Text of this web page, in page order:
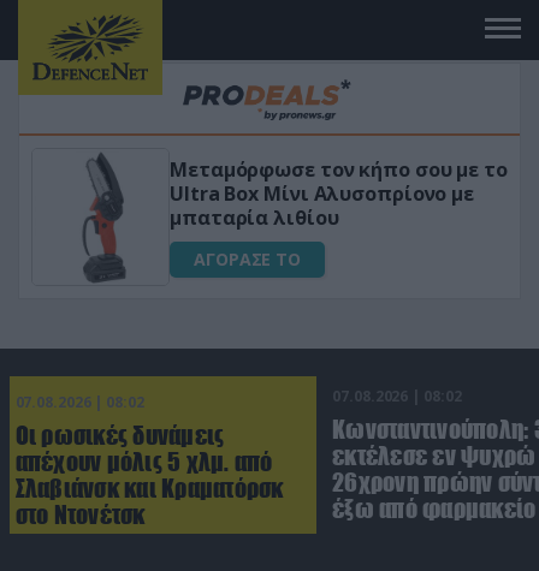
Μεταμόρφωσε τον κήπο σου με το
Ultra Box Μίνι Αλυσοπρίονο με
μπαταρία λιθίου
ΑΓΟΡΑΣΕ ΤΟ
07.08.2026 | 08:02
Οι ρωσικές δυνάμεις
απέχουν μόλις 5 χλμ. από
Σλαβιάνσκ και Κραματόρσκ
στο Ντονέτσκ
07.08.2026 | 08:02
Κωνσταντινούπολη:
εκτέλεσε εν ψυχρώ
26χρονη πρώην
έξω από φαρμακείο